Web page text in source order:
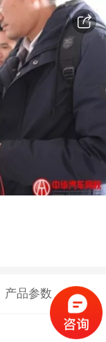
产品参数